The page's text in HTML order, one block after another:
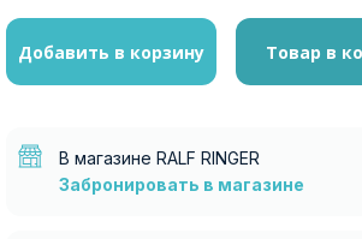
Добавить в корзину Товар в
В магазине RALF RINGER
Забронировать в магазине